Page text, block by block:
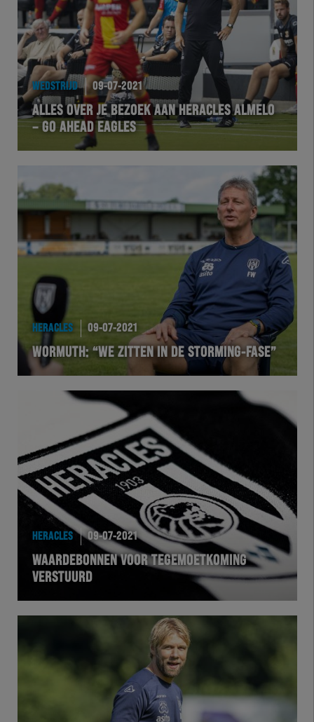
WEDSTRIJD 09-07-2021
ALLES OVER JE BEZOEK AAN HERACLES ALMELO
– GO AHEAD EAGLES
HERACLES 09-07-2021
WORMUTH: “WE ZITTEN IN DE STORMING-FASE”
HERACLES 09-07-2021
WAARDEBONNEN VOOR TEGEMOETKOMING
VERSTUURD